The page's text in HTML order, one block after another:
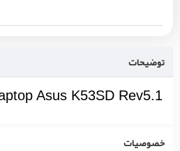
توضیحات
Asus K53SD Rev5.1
خصوصیات